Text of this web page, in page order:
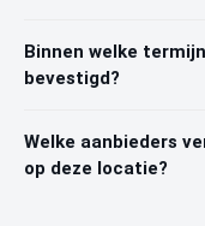
Binnen welke
bevestigd?
Welke aanbieders
op deze locatie?